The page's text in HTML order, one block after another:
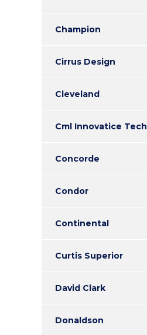
Champion
Cirrus Design
Cleveland
Cml Innovatice Tech
Concorde
Condor
Continental
Curtis Superior
David Clark
Donaldson